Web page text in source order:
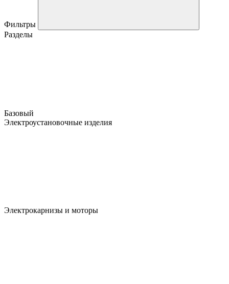
Фильтры
Разделы
Базовый
Электроустановочные изделия
Электрокарнизы и моторы